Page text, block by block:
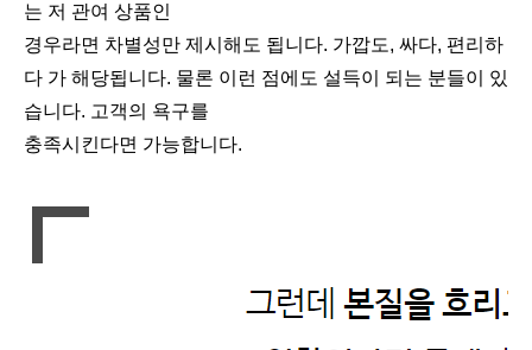
는 저 관여 상품인
경우라면 차별성만 제시해도 됩니다. 가깝도, 싸다, 편리하
다 가 해당됩니다. 물론 이런 점에도 설득이 되는 분들이 있
습니다. 고객의 욕구를
충족시킨다면 가능합니다.